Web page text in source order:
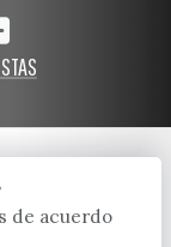
instagram
de acuerdo